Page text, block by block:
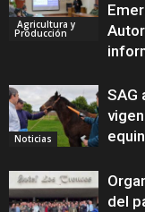
Agricultura y
Producción
Noticias
SAG
del